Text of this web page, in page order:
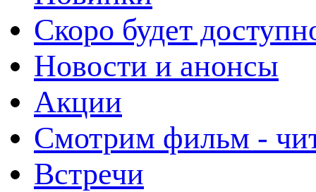
Скоро будет
Новости и анонсы
Акции
Смотрим фильм -
Встречи